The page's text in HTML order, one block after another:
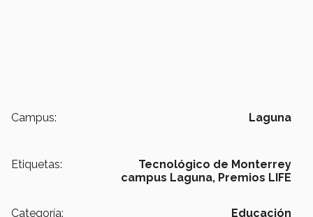
Campus: Laguna
Etiquetas:
Tecnológico de Monterrey
campus Laguna, Premios LIFE
Categoría: Educación